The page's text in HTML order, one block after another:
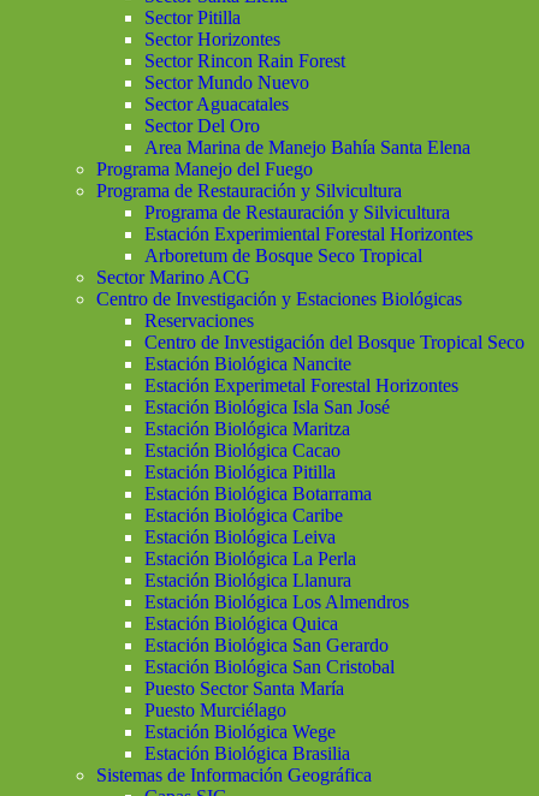
Sector Pitilla
Sector Horizontes
Sector Rincon Rain Forest
Sector Mundo Nuevo
Sector Aguacatales
Sector Del Oro
Area Marina de Manejo Bahía Santa Elena
Programa Manejo del Fuego
Programa de Restauración y Silvicultura
Programa de Restauración y Silvicultura
Estación Experimiental Forestal Horizontes
Arboretum de Bosque Seco Tropical
Sector Marino ACG
Centro de Investigación y Estaciones Biológicas
Reservaciones
Centro de Investigación del Bosque Tropical Seco
Estación Biológica Nancite
Estación Experimetal Forestal Horizontes
Estación Biológica Isla San José
Estación Biológica Maritza
Estación Biológica Cacao
Estación Biológica Pitilla
Estación Biológica Botarrama
Estación Biológica Caribe
Estación Biológica Leiva
Estación Biológica La Perla
Estación Biológica Llanura
Estación Biológica Los Almendros
Estación Biológica Quica
Estación Biológica San Gerardo
Estación Biológica San Cristobal
Puesto Sector Santa María
Puesto Murciélago
Estación Biológica Wege
Estación Biológica Brasilia
Sistemas de Información Geográfica